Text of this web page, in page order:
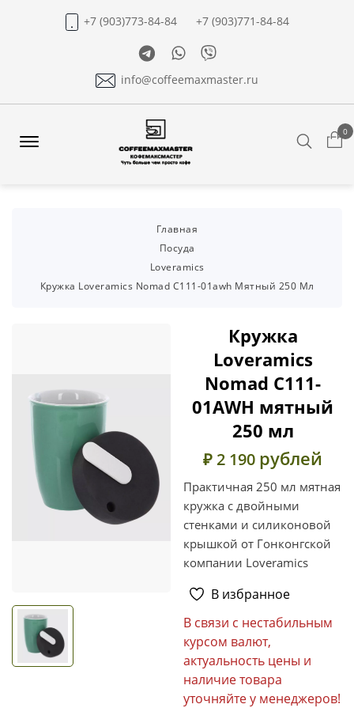
+7 (903)773-84-84
+7 (903)771-84-84
TelegramWhatsapp
Viber
info@coffeemaxmaster.ru
0
Главная
Посуда
Loveramics
Кружка Loveramics Nomad C111-01awh Мятный 250 Мл
Кружка
Loveramics
Nomad C111-
01AWH мятный
250 мл
₽ 2 190 рублей
Практичная 250 мл мятная
кружка с двойными
стенками и силиконовой
крышкой от Гонконгской
компании Loveramics
В избранное
В связи с нестабильным
курсом валют,
актуальность цены и
наличие товара
уточняйте у менеджеров!